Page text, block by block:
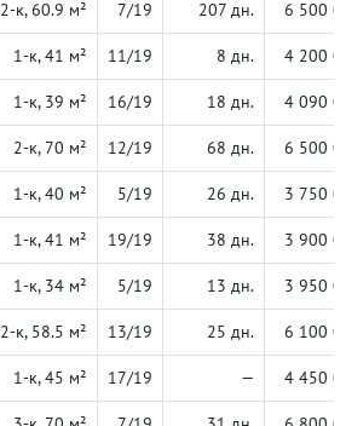
2-к, 60.9 м² 7/19 207 дн. 6 500
1-к, 41 м² 11/19 8 дн. 4 200
1-к, 39 м² 16/19 18 дн. 4 090
2-к, 70 м² 12/19 68 дн. 6 500
1-к, 40 м² 5/19 26 дн. 3 750
1-к, 41 м² 19/19 38 дн. 3 900
1-к, 34 м² 5/19 13 дн. 3 950
2-к, 58.5 м² 13/19 25 дн. 6 100
1-к, 45 м² 17/19 — 4 450